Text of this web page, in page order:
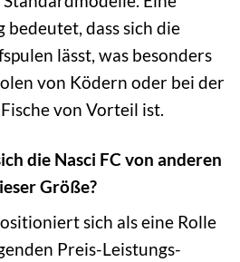
dass sich die
lässt, was besonders
von Ködern oder bei der
von Vorteil ist.
die Nasci FC von anderen
Größe?
sich als eine Rolle
Preis-Leistungs-